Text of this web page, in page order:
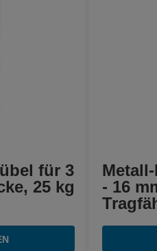
für 3
25 kg
- 16